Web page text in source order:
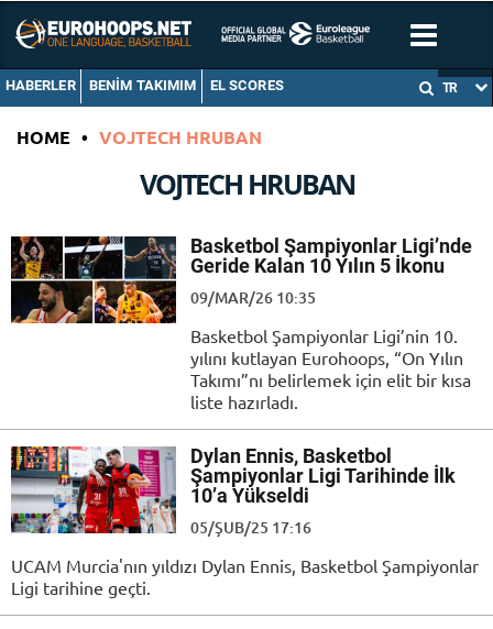
HABERLER BENIM TAKIMIM EL SCORES TR
HOME • VOJTECH HRUBAN
VOJTECH HRUBAN
Basketbol Şampiyonlar Ligi’nde
Geride Kalan 10 Yılın 5 İkonu
09/MAR/26 10:35
Basketbol Şampiyonlar Ligi’nin 10.
yılını kutlayan Eurohoops, “On Yılın
Takımı”nı belirlemek için elit bir kısa
liste hazırladı.
Dylan Ennis, Basketbol
Şampiyonlar Ligi Tarihinde İlk
10’a Yükseldi
05/ŞUB/25 17:16
UCAM Murcia'nın yıldızı Dylan Ennis, Basketbol Şampiyonlar
Ligi tarihine geçti.